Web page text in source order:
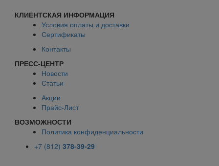
КЛИЕНТСКАЯ ИНФОРМАЦИЯ
Условия оплаты и доставки
Сертификаты
Контакты
ПРЕСС-ЦЕНТР
Новости
Статьи
Акции
Прайс-Лист
ВОЗМОЖНОСТИ
Политика конфиденциальности
+7 (812) 378-39-29